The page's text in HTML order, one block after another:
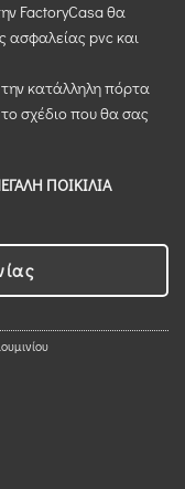
FactoryCasa θα
ασφαλείας pvc και
κατάλληλη πόρτα
σχέδιο που θα σας
ΠΟΙΚΙΛΙΑ